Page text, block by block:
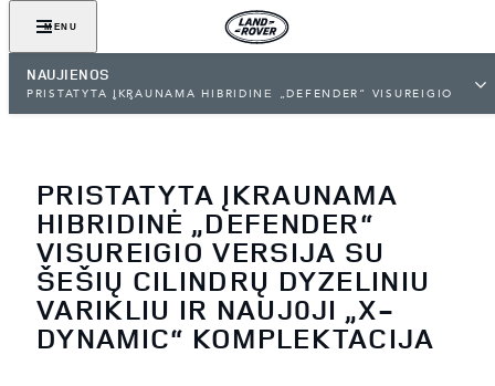
MENU
NAUJIENOS
PRISTATYTA ĮKRAUNAMA HIBRIDINĖ „DEFENDER“ VISUREIGIO
„X-DYNAMIC“ KOMPLEKTACIJA
PRISTATYTA ĮKRAUNAMA
HIBRIDINĖ „DEFENDER“
VISUREIGIO VERSIJA SU
ŠEŠIŲ CILINDRŲ DYZELINIU
VARIKLIU IR NAUJ0JI „X-
DYNAMIC“ KOMPLEKTACIJA